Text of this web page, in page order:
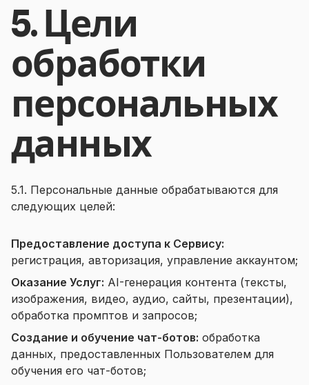
5. Цели
обработки
персональных
данных
5.1. Персональные данные обрабатываются для
следующих целей:
Предоставление доступа к Сервису:
регистрация, авторизация, управление аккаунтом;
Оказание Услуг: AI-генерация контента (тексты,
изображения, видео, аудио, сайты, презентации),
обработка промптов и запросов;
Создание и обучение чат-ботов: обработка
данных, предоставленных Пользователем для
обучения его чат-ботов;